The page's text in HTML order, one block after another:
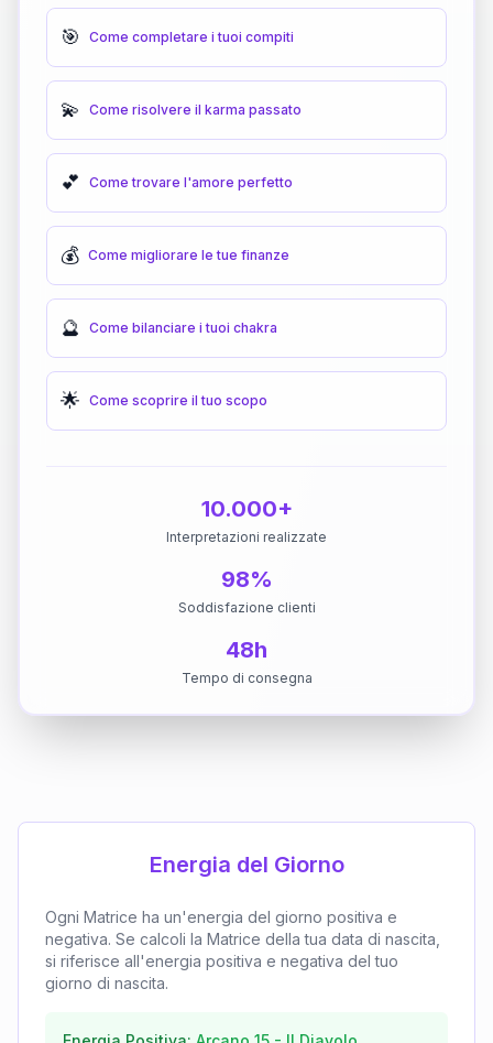
🎯 Come completare i tuoi compiti
💫 Come risolvere il karma passato
💕 Come trovare l'amore perfetto
💰 Come migliorare le tue finanze
🔮 Come bilanciare i tuoi chakra
🌟 Come scoprire il tuo scopo
10.000+
Interpretazioni realizzate
98%
Soddisfazione clienti
48h
Tempo di consegna
Energia del Giorno
Ogni Matrice ha un'energia del giorno positiva e
negativa. Se calcoli la Matrice della tua data di nascita,
si riferisce all'energia positiva e negativa del tuo
giorno di nascita.